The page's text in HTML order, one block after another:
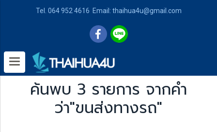
Tel. 064 952 4616 Email: thaihua4u@gmail.com
ค้นพบ 3 รายการ จากคำ
ว่า"ขนส่งทางรถ"